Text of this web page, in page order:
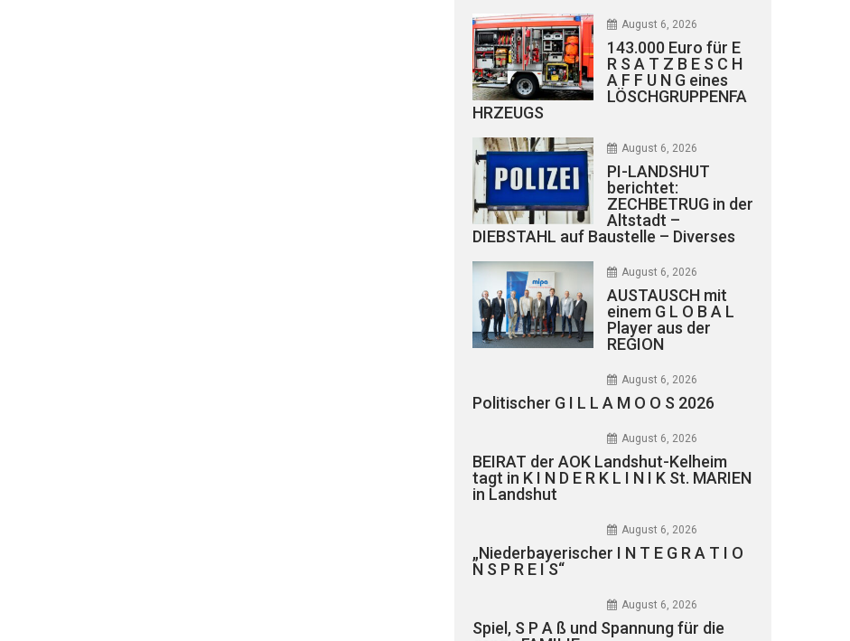
August 6, 2026
143.000 Euro für E
R S A T Z B E S C H
A F F U N G eines
LÖSCHGRUPPENFA
HRZEUGS
August 6, 2026
PI-LANDSHUT
berichtet:
ZECHBETRUG in der
Altstadt –
DIEBSTAHL auf Baustelle – Diverses
August 6, 2026
AUSTAUSCH mit
einem G L O B A L
Player aus der
REGION
August 6, 2026
Politischer G I L L A M O O S 2026
August 6, 2026
BEIRAT der AOK Landshut-Kelheim
tagt in K I N D E R K L I N I K St. MARIEN
in Landshut
August 6, 2026
„Niederbayerischer I N T E G R A T I O
N S P R E I S“
August 6, 2026
Spiel, S P A ß und Spannung für die